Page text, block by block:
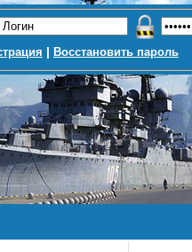
| Восстановить пароль